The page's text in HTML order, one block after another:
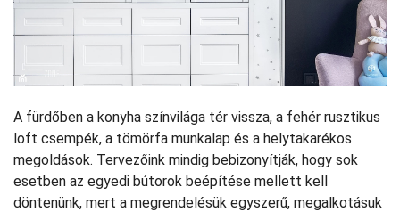
A fürdőben a konyha színvilága tér vissza, a fehér rusztikus
loft csempék, a tömörfa munkalap és a helytakarékos
megoldások. Tervezőink mindig bebizonyítják, hogy sok
esetben az egyedi bútorok beépítése mellett kell
döntenünk, mert a megrendelésük egyszerű, megalkotásuk